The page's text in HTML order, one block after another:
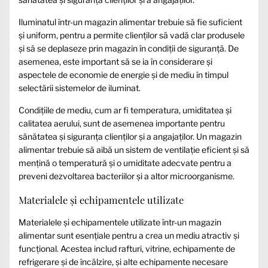
Iluminatul într-un magazin alimentar trebuie să fie suficient
și uniform, pentru a permite clienților să vadă clar produsele
și să se deplaseze prin magazin în condiții de siguranță. De
asemenea, este important să se ia în considerare și
aspectele de economie de energie și de mediu în timpul
selectării sistemelor de iluminat.
Condițiile de mediu, cum ar fi temperatura, umiditatea și
calitatea aerului, sunt de asemenea importante pentru
sănătatea și siguranța clienților și a angajaților. Un magazin
alimentar trebuie să aibă un sistem de ventilație eficient și să
mențină o temperatură și o umiditate adecvate pentru a
preveni dezvoltarea bacteriilor și a altor microorganisme.
Materialele și echipamentele utilizate
Materialele și echipamentele utilizate într-un magazin
alimentar sunt esențiale pentru a crea un mediu atractiv și
funcțional. Acestea includ rafturi, vitrine, echipamente de
refrigerare și de încălzire, și alte echipamente necesare